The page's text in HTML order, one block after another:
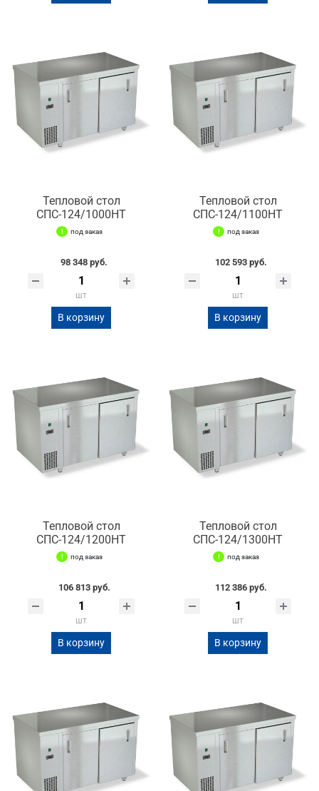
Тепловой стол
СПС-124/1000НТ
под заказ
98 348 руб.
шт
В корзину
Тепловой стол
СПС-124/1100НТ
под заказ
102 593 руб.
шт
В корзину
Тепловой стол
СПС-124/1200НТ
под заказ
106 813 руб.
шт
В корзину
Тепловой стол
СПС-124/1300НТ
под заказ
112 386 руб.
шт
В корзину